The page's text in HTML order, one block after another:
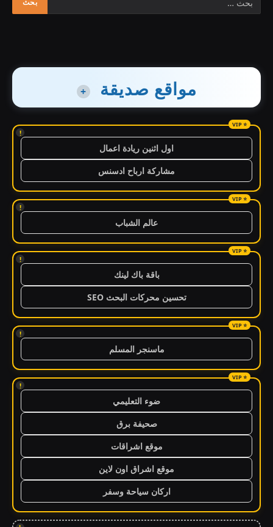
مواقع صديقة +
!
اول اثنين ريادة اعمال
مشاركة ارباح ادسنس
!
عالم الشباب
!
باقة باك لينك
تحسين محركات البحث SEO
!
ماسنجر المسلم
!
ضوء التعليمي
صحيفة برق
موقع اشراقات
موقع اشراق اون لاين
اركان سياحة وسفر